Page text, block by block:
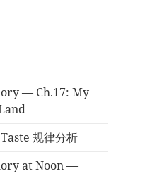
— Ch.17: My
规律分析
at Noon —